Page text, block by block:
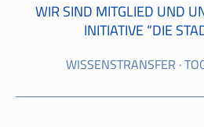
WIR SIND MITGLIED UND
INITIATIVE “DIE
WISSENSTRANSFER ·